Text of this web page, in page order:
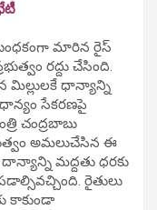
మారిన రైస్
రద్దు చేసింది.
మిల్లులకే ధాన్యాన్ని
సేకరణపై
చంద్రబాబు
అమలుచేసిన ఈ
మద్దతు ధరకు
రైతులు
కాకుండా